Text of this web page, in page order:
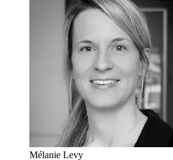
Mélanie Levy